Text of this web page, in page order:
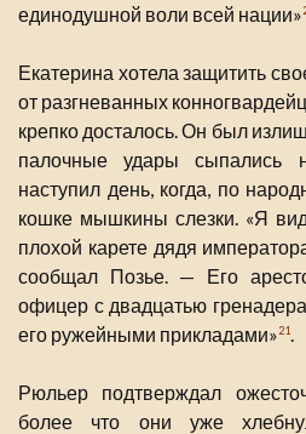
единодушной воли всей нации»
Екатерина хотела защитить
от разгневанных
крепко досталось. Он был
палочные удары сыпались
наступил день, когда, по
кошке мышкины слезки. «Я
плохой карете дядя
сообщал Позье. — Его
офицер с двадцатью
его ружейными прикладами»21.
Рюльер подтверждал
более что они уже